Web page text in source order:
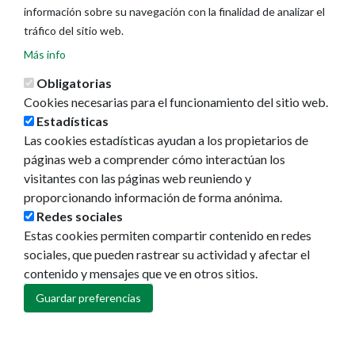
Ayuntamiento de Pamplona
Plaza Consistorial, s/n
31001 - Pamplona
948 420 100
pamplona@pamplona.es
Footer
menu
Aviso legal
Política de cookies
Política de privacidad
Accesibilidad
información sobre su navegación con la finalidad de analizar el
tráfico del sitio web.
Más info
Obligatorias
Cookies necesarias para el funcionamiento del sitio web.
Estadísticas
Las cookies estadísticas ayudan a los propietarios de
páginas web a comprender cómo interactúan los
visitantes con las páginas web reuniendo y
proporcionando información de forma anónima.
Redes sociales
Estas cookies permiten compartir contenido en redes
sociales, que pueden rastrear su actividad y afectar el
contenido y mensajes que ve en otros sitios.
Guardar preferencias